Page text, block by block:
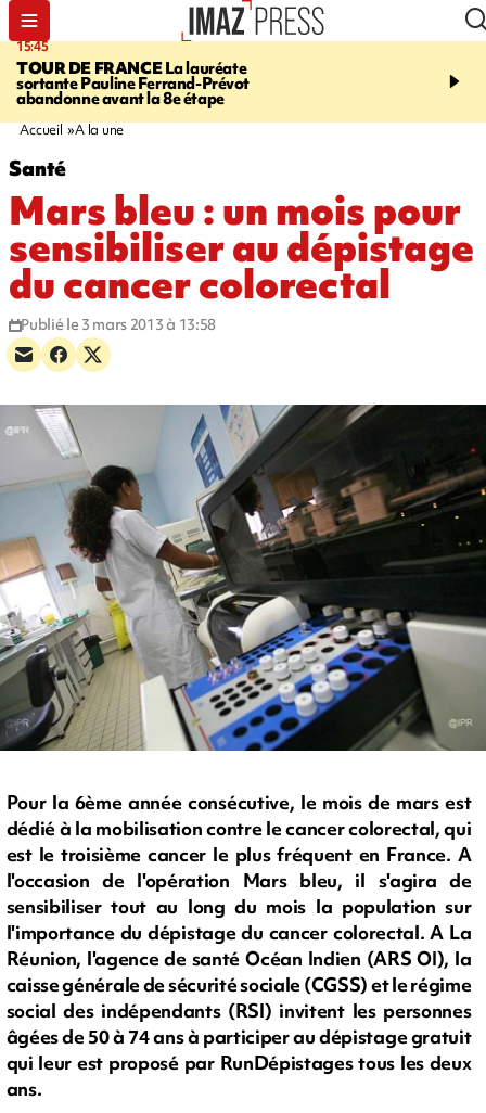
15:45
TOUR DE FRANCELa lauréate
sortante Pauline Ferrand-Prévot
abandonne avant la 8e étape
20:17
routière, concours de
Accueil A la une
Santé
Mars bleu : un mois pour
sensibiliser au dépistage
du cancer colorectal
Publié le 3 mars 2013 à 13:58
Pour la 6ème année consécutive, le mois de mars est
dédié à la mobilisation contre le cancer colorectal, qui
est le troisième cancer le plus fréquent en France. A
l'occasion de l'opération Mars bleu, il s'agira de
sensibiliser tout au long du mois la population sur
l'importance du dépistage du cancer colorectal. A La
Réunion, l'agence de santé Océan Indien (ARS OI), la
caisse générale de sécurité sociale (CGSS) et le régime
social des indépendants (RSI) invitent les personnes
âgées de 50 à 74 ans à participer au dépistage gratuit
qui leur est proposé par RunDépistages tous les deux
ans.